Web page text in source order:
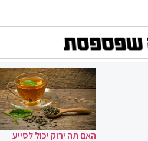
האם תה ירוק יכול לסייע